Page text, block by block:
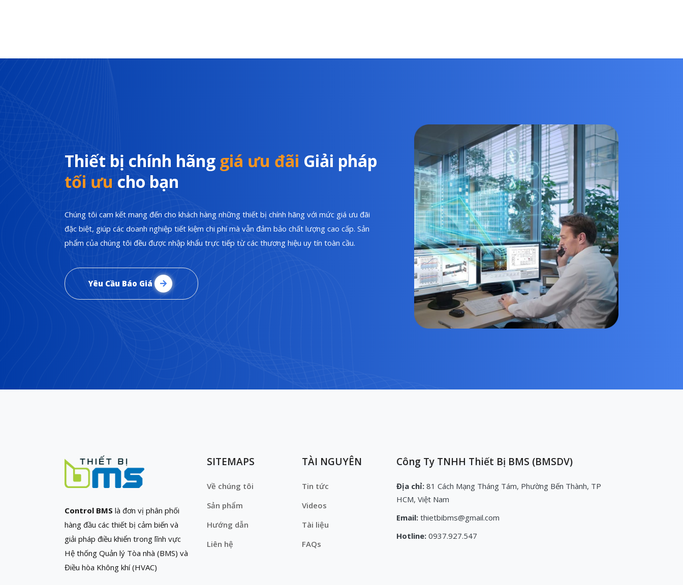
Thiết bị chính hãng giá ưu đãi Giải pháp
tối ưu cho bạn
Chúng tôi cam kết mang đến cho khách hàng những thiết bị chính hãng với mức giá ưu đãi
đặc biệt, giúp các doanh nghiệp tiết kiệm chi phí mà vẫn đảm bảo chất lượng cao cấp. Sản
phẩm của chúng tôi đều được nhập khẩu trực tiếp từ các thương hiệu uy tín toàn cầu.
Yêu Cầu Báo Giá
Control BMS là đơn vị phân phối
hàng đầu các thiết bị cảm biến và
giải pháp điều khiển trong lĩnh vực
Hệ thống Quản lý Tòa nhà (BMS) và
Điều hòa Không khí (HVAC)
SITEMAPS
Về chúng tôi
Sản phẩm
Hướng dẫn
Liên hệ
TÀI NGUYÊN
Tin tức
Videos
Tài liệu
FAQs
Công Ty TNHH Thiết Bị BMS (BMSDV)
Địa chỉ: 81 Cách Mạng Tháng Tám, Phường Bến Thành, TP
HCM, Việt Nam
Email: thietbibms@gmail.com
Hotline: 0937.927.547